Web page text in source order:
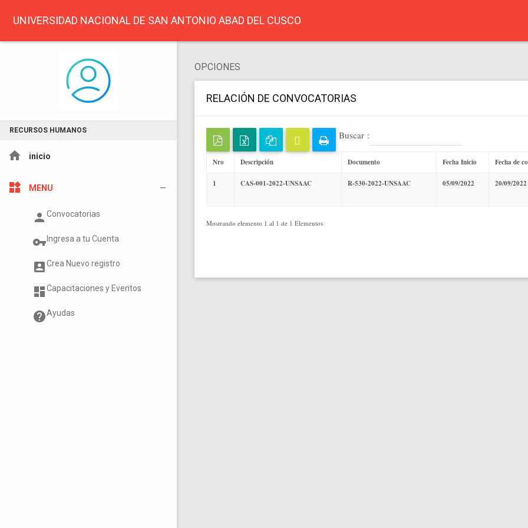
UNIVERSIDAD NACIONAL DE SAN ANTONIO ABAD DEL CUSCO
RECURSOS HUMANOS
home inicio
widgets MENU
person Convocatorias
vpn_key Ingresa a tu Cuenta
account_boxCrea Nuevo registro
dashboardCapacitaciones y Eventos
helpAyudas
OPCIONES
RELACIÓN DE CONVOCATORIAS
Buscar :
Nro Descripción Documento Fecha Inicio Fecha de
1 CAS-001-2022-UNSAAC R-530-2022-UNSAAC 05/09/2022 20/09/2022
Mostrando elemento 1 al 1 de 1 Elementos